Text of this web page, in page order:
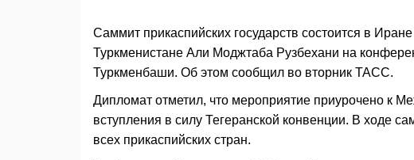
Саммит прикаспийских государств состоится в
Туркменистане Али Моджтаба Рузбехани на
Туркменбаши. Об этом сообщил во вторник ТАСС.
Дипломат отметил, что мероприятие приурочено к
вступления в силу Тегеранской конвенции. В ходе
всех прикаспийских стран.